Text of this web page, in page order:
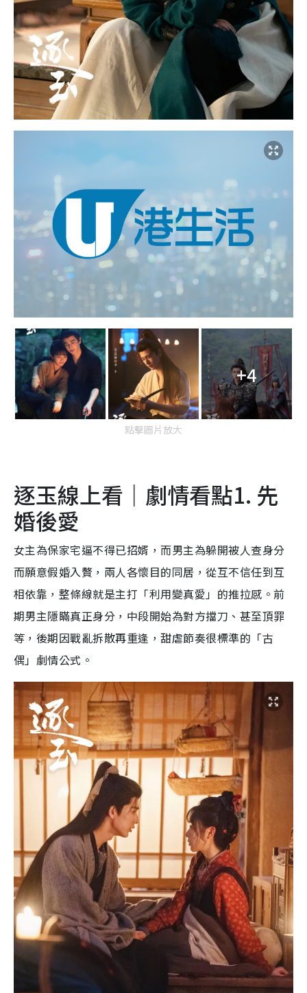
+4
點擊圖片放大
逐玉線上看｜劇情看點1. 先
婚後愛
女主為保家宅逼不得已招婿，而男主為躲開被人查身分
而願意假婚入贅，兩人各懷目的同居，從互不信任到互
相依靠，整條線就是主打「利用變真愛」的推拉感。前
期男主隱瞞真正身分，中段開始為對方擋刀、甚至頂罪
等，後期因戰亂拆散再重逢，甜虐節奏很標準的「古
偶」劇情公式。